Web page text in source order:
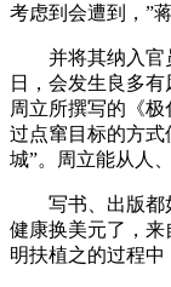
考虑到会遭到，”
并将其纳入官员
日，会发生良多
周立所撰写的《
过点窜目标的方式
城”。周立能从人
写书、出版都如
健康换美元了，
明扶植之的过程